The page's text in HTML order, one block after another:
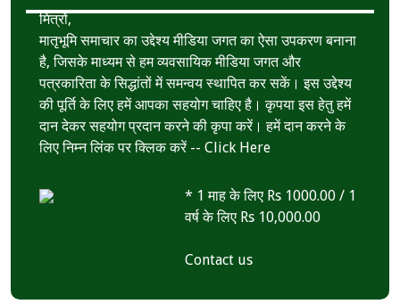
p
मित्रों,
मातृभूमि समाचार का उद्देश्य मीडिया जगत का ऐसा उपकरण बनाना
है, जिसके माध्यम से हम व्यवसायिक मीडिया जगत और
पत्रकारिता के सिद्धांतों में समन्वय स्थापित कर सकें। इस उद्देश्य
की पूर्ति के लिए हमें आपका सहयोग चाहिए है। कृपया इस हेतु हमें
दान देकर सहयोग प्रदान करने की कृपा करें। हमें दान करने के
लिए निम्न लिंक पर क्लिक करें --Click Here
* 1 माह के लिए Rs 1000.00 / 1
वर्ष के लिए Rs 10,000.00
Contact us